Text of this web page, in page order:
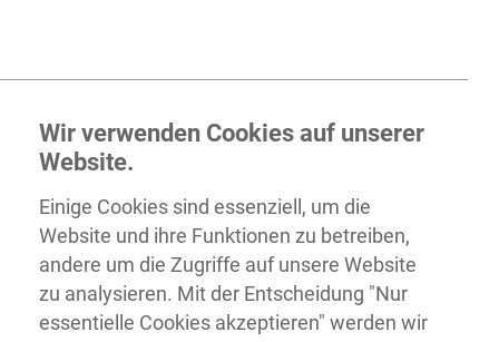
Wir verwenden Cookies auf unserer
Website.
Einige Cookies sind essenziell, um die
Website und ihre Funktionen zu betreiben,
andere um die Zugriffe auf unsere Website
zu analysieren. Mit der Entscheidung "Nur
essentielle Cookies akzeptieren" werden wir